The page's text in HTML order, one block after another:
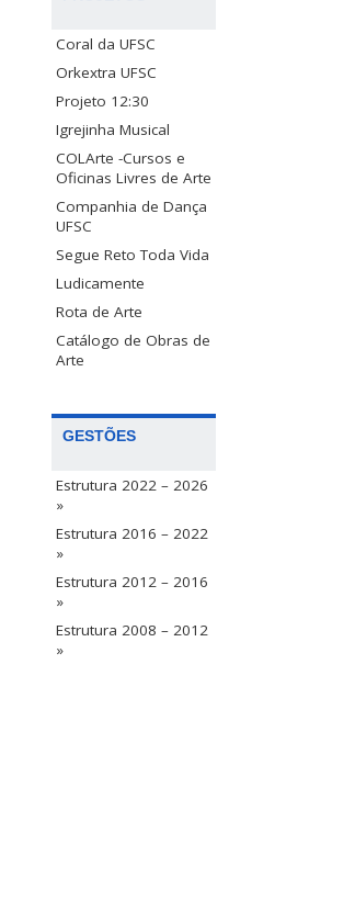
Coral da UFSC
Orkextra UFSC
Projeto 12:30
Igrejinha Musical
COLArte -Cursos e
Oficinas Livres de Arte
Companhia de Dança
UFSC
Segue Reto Toda Vida
Ludicamente
Rota de Arte
Catálogo de Obras de
Arte
GESTÕES
Estrutura 2022 – 2026
»
Estrutura 2016 – 2022
»
Estrutura 2012 – 2016
»
Estrutura 2008 – 2012
»